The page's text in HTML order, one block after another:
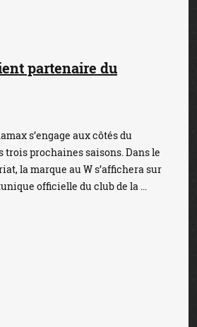
partenaire du
s’engage aux côtés du
trois prochaines saisons. Dans le
la marque au W s’affichera sur
officielle du club de la ...